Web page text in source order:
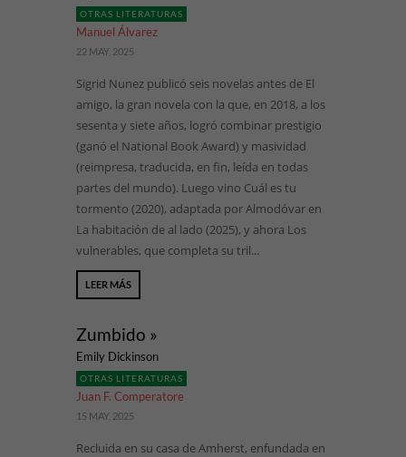
OTRAS LITERATURAS
Manuel Álvarez
22 MAY, 2025
Sigrid Nunez publicó seis novelas antes de El
amigo, la gran novela con la que, en 2018, a los
sesenta y siete años, logró combinar prestigio
(ganó el National Book Award) y masividad
(reimpresa, traducida, en fin, leída en todas
partes del mundo). Luego vino Cuál es tu
tormento (2020), adaptada por Almodóvar en
La habitación de al lado (2025), y ahora Los
vulnerables, que completa su tril...
LEER MÁS
Zumbido »
Emily Dickinson
OTRAS LITERATURAS
Juan F. Comperatore
15 MAY, 2025
Recluida en su casa de Amherst, enfundada en